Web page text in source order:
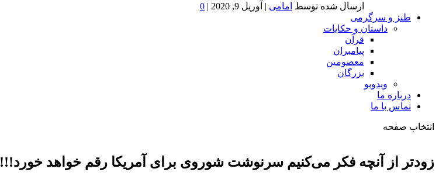
ارسال شده توسط امامی | آوریل 9, 2020 |
0
طنز و سرگرمی
داستان و حکایات
قرآن
پیامبران
معصومین
بزرگان
ویدویو
درباره ما
تماس با ما
انتخاب صفحه
خون
شمال
زودتر از آنچه فکر می‌کنیم سرنوشت شوروی برای آمریکا رقم خواهد خورد!!!